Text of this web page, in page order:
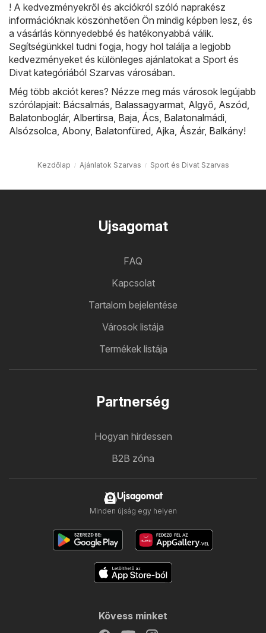
! A kedvezményekről és akciókról szóló naprakész
információknak köszönhetően Ön mindig képben lesz, és
a vásárlás könnyedebbé és hatékonyabbá válik.
Segítségünkkel tudni fogja, hogy hol találja a legjobb
kedvezményeket és különleges ajánlatokat a Sport és
Divat kategóriából Szarvas városában.
Még több akciót keres? Nézze meg más városok legújabb
szórólapjait: Bácsalmás Balassagyarmat Algyő Aszód
Balatonboglár, Albertirsa Baja Ács Balatonalmádi
Alsózsolca Abony, Balatonfüred Ajka Ászár, Balkány!
Kezdőlap Ajánlatok Szarvas Sport és Divat Szarvas
Ujsagomat
FAQ
Kapcsolat
Tartalom bejelentése
Városok listája
Termékek listája
Partnerség
Hogyan hirdessen
B2B zóna
Ujsagomat
Minden újság egy helyen
Kövess minket